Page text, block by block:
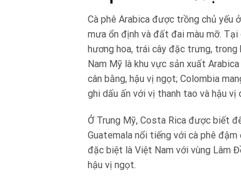
Cà phê Arabica được trồng chủ yếu
mưa ổn định và đất đai màu mỡ.
hương hoa, trái cây đặc trưng, trong
Nam Mỹ là khu vực sản xuất
cân bằng, hậu vị ngọt; Colombia
ghi dấu ấn với vị thanh tao và hậu vị
Ở Trung Mỹ, Costa Rica được biết
Guatemala nổi tiếng với cà phê
đặc biệt là Việt Nam với vùng Lâm
hậu vị ngọt.